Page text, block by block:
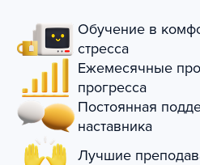
Обучение в
стресса
Ежемесячные
прогресса
Постоянная
наставника
Лучшие